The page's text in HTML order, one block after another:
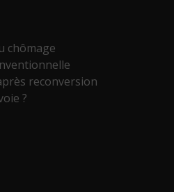
chômage
reconversion
?